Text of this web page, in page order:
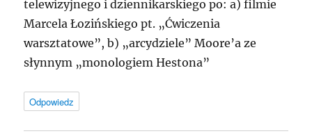
telewizyjnego i dziennikarskiego po: a) filmie
Marcela Łozińskiego pt. „Ćwiczenia
warsztatowe”, b) „arcydziele” Moore’a ze
słynnym „monologiem Hestona”
Odpowiedz